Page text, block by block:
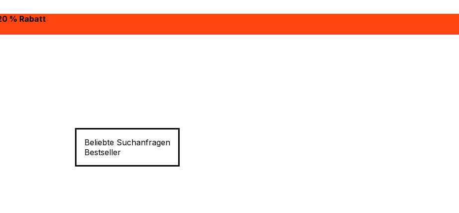
% Rabatt
Beliebte Suchanfragen
Bestseller